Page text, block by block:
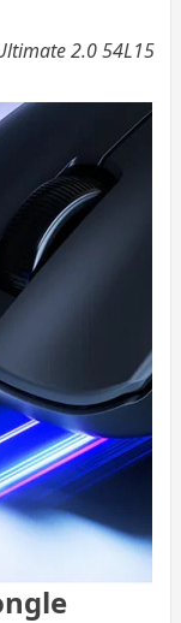
2.0 54L15